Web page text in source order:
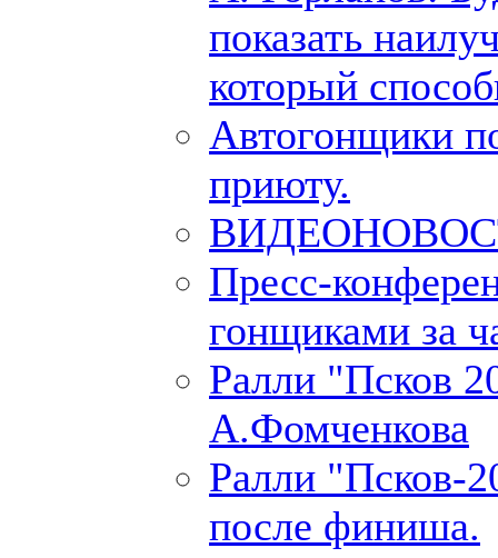
показать
который
Автогонщики
приюту.
Пресс-
гонщиками за
Ралли "Псков
А.Фомченкова
Ралли "Псков-
после финиша.